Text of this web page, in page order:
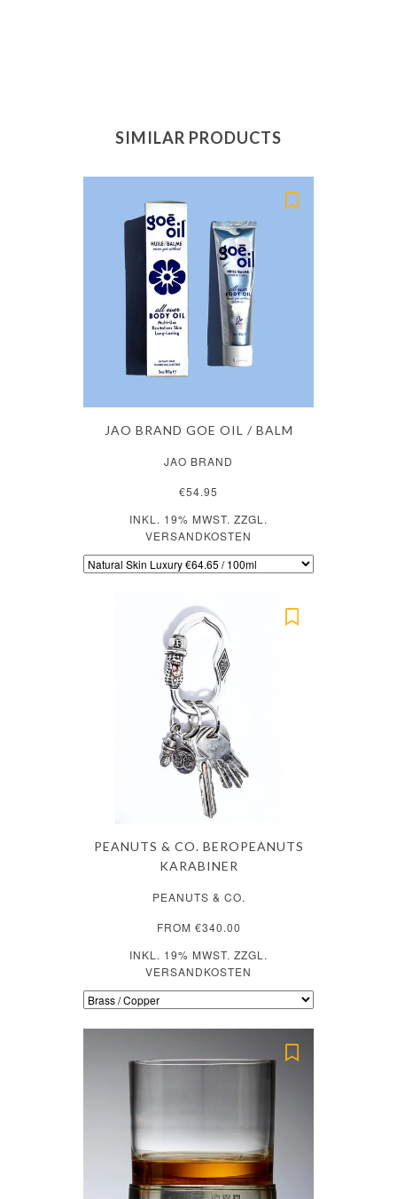
SIMILAR PRODUCTS
JAO BRAND GOE OIL / BALM
JAO BRAND
€54.95
INKL. 19% MWST. ZZGL.
VERSANDKOSTEN
PEANUTS & CO. BEROPEANUTS
KARABINER
PEANUTS & CO.
FROM €340.00
INKL. 19% MWST. ZZGL.
VERSANDKOSTEN